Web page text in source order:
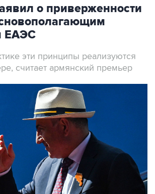
о приверженности
ЕАЭС
эти принципы реализуются
считает армянский премьер